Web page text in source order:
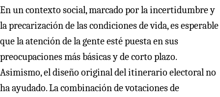
En un contexto social, marcado por la incertidumbre y
la precarización de las condiciones de vida, es esperable
que la atención de la gente esté puesta en sus
preocupaciones más básicas y de corto plazo.
Asimismo, el diseño original del itinerario electoral no
ha ayudado. La combinación de votaciones de